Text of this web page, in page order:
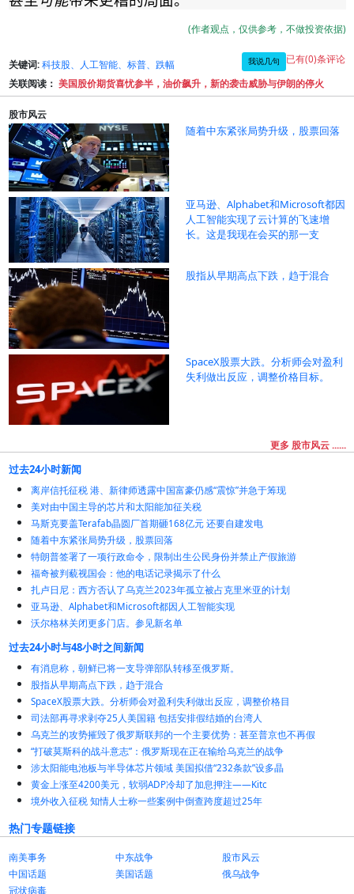
(作者观点，仅供参考，不做投资依据)
关键词: 科技股、人工智能、标普、跌幅 我说几句 已有(0)条评论
关联阅读： 美国股价期货喜忧参半，油价飙升，新的袭击威胁与伊朗的停火
股市风云
随着中东紧张局势升级，股票回落
亚马逊、Alphabet和Microsoft都因
人工智能实现了云计算的飞速增
长。这是我现在会买的那一支
股指从早期高点下跌，趋于混合
SpaceX股票大跌。分析师会对盈利
失利做出反应，调整价格目标。
更多 股市风云 ......
过去24小时新闻
离岸信托征税 港、新律师透露中国富豪仍感“震惊”并急于筹现
美对由中国主导的芯片和太阳能加征关税
马斯克要盖Terafab晶圆厂首期砸168亿元 还要自建发电
随着中东紧张局势升级，股票回落
特朗普签署了一项行政命令，限制出生公民身份并禁止产假旅游
福奇被判藐视国会：他的电话记录揭示了什么
扎卢日尼：西方否认了乌克兰2023年孤立被占克里米亚的计划
亚马逊、Alphabet和Microsoft都因人工智能实现
沃尔格林关闭更多门店。参见新名单
过去24小时与48小时之间新闻
有消息称，朝鲜已将一支导弹部队转移至俄罗斯。
股指从早期高点下跌，趋于混合
SpaceX股票大跌。分析师会对盈利失利做出反应，调整价格目
司法部再寻求剥夺25人美国籍 包括安排假结婚的台湾人
乌克兰的攻势摧毁了俄罗斯联邦的一个主要优势：甚至普京也不再假
“打破莫斯科的战斗意志”：俄罗斯现在正在输给乌克兰的战争
涉太阳能电池板与半导体芯片领域 美国拟借“232条款”设多晶
黄金上涨至4200美元，软弱ADP冷却了加息押注——Kitc
境外收入征税 知情人士称一些案例中倒查跨度超过25年
热门专题链接
南美事务 中东战争
股市风云
中国话题
美国话题
俄乌战争
冠状病毒